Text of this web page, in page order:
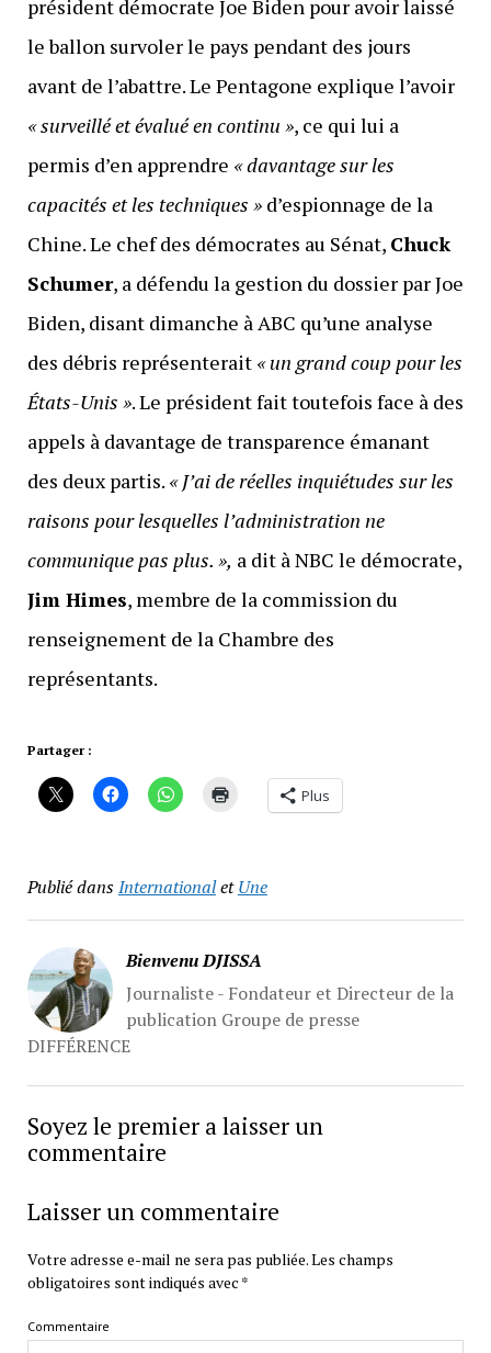
président démocrate Joe Biden pour avoir laissé
le ballon survoler le pays pendant des jours
avant de l’abattre. Le Pentagone explique l’avoir
« surveillé et évalué en continu », ce qui lui a
permis d’en apprendre « davantage sur les
capacités et les techniques »d’espionnage de la
Chine. Le chef des démocrates au Sénat, Chuck
Schumer, a défendu la gestion du dossier par Joe
Biden, disant dimanche à ABC qu’une analyse
des débris représenterait « un grand coup pour les
États-Unis ». Le président fait toutefois face à des
appels à davantage de transparence émanant
des deux partis. « J’ai de réelles inquiétudes sur les
raisons pour lesquelles l’administration ne
communique pas plus. », a dit à NBC le démocrate,
Jim Himes, membre de la commission du
renseignement de la Chambre des
représentants.
Partager :
Plus
Publié dansInternationaletUne
Bienvenu DJISSA
Journaliste - Fondateur et Directeur de la
publication Groupe de presse
DIFFÉRENCE
Soyez le premier a laisser un
commentaire
Laisser un commentaire
Votre adresse e-mail ne sera pas publiée.Les champs
obligatoires sont indiqués avec *
Commentaire